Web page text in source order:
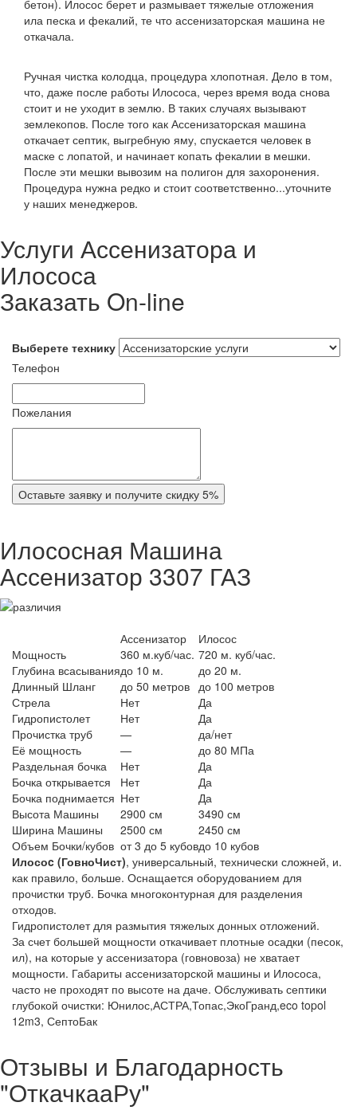
бетон). Илосос берет и размывает тяжелые отложения
ила песка и фекалий, те что ассенизаторская машина не
откачала.
Ручная чистка колодца, процедура хлопотная. Дело в том,
что, даже после работы Илососа, через время вода снова
стоит и не уходит в землю. В таких случаях вызывают
землекопов. После того как Ассенизаторская машина
откачает септик, выгребную яму, спускается человек в
маске с лопатой, и начинает копать фекалии в мешки.
После эти мешки вывозим на полигон для захоронения.
Процедура нужна редко и стоит соответственно...уточните
у наших менеджеров.
Услуги Ассенизатора и
Илососа
Заказать On-line
Выберете технику
Телефон
Пожелания
Оставьте заявку и получите скидку 5%
Илососная Машина
Ассенизатор 3307 ГАЗ
Ассенизатор
Илосос
Мощность
360 м.куб/час. 720 м. куб/час.
Глубина всасываниядо 10 м.
до 20 м.
Длинный Шланг
до 50 метров до 100 метров
Стрела
Нет
Да
Гидропистолет
Нет
Да
Прочистка труб
—
да/нет
Её мощность
—
до 80 МПа
Раздельная бочка
Нет
Да
Бочка открывается
Нет
Да
Бочка поднимается Нет
Да
Высота Машины
2900 см
3490 см
Ширина Машины
2500 см
2450 см
Объем Бочки/кубов от 3 до 5 кубовдо 10 кубов
Илосоc (ГовноЧист), универсальный, технически сложней, и.
как правило, больше. Оснащается оборудованием для
прочистки труб. Бочка многоконтурная для разделения
отходов.
Гидропистолет для размытия тяжелых донных отложений.
За счет большей мощности откачивает плотные осадки (песок,
ил), на которые у ассенизатора (говновоза) не хватает
мощности. Габариты ассенизаторской машины и Илососа,
часто не проходят по высоте на даче. Обслуживать септики
глубокой очистки: Юнилос,АСТРА,Топас,ЭкоГранд,eco topol
12m3, СептоБак
Отзывы и Благодарность
"ОткачкааРу"